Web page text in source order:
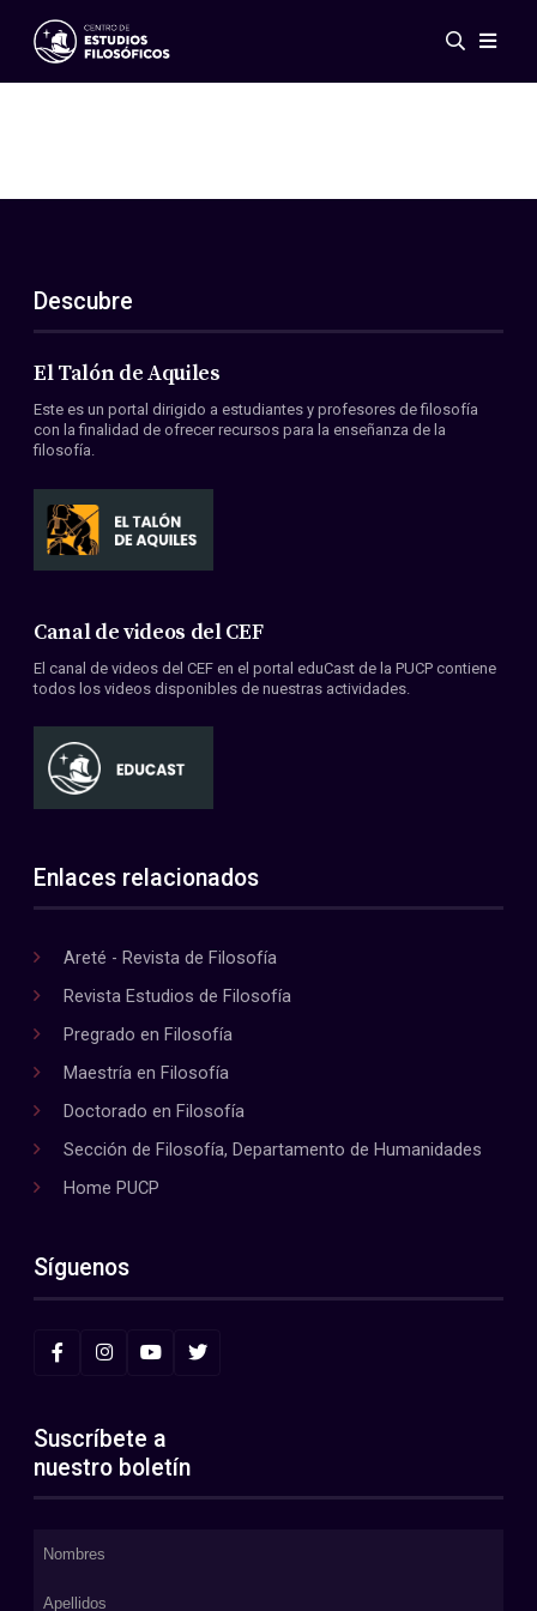
Eventos
ES
EN
Acerca de nosotros
Miembros
Convenios
Descubre
El Talón de Aquiles
Este es un portal dirigido a estudiantes y profesores de filosofía
con la finalidad de ofrecer recursos para la enseñanza de la
filosofía.
Canal de videos del CEF
El canal de videos del CEF en el portal eduCast de la PUCP contiene
todos los videos disponibles de nuestras actividades.
Enlaces relacionados
Areté - Revista de Filosofía
Revista Estudios de Filosofía
Pregrado en Filosofía
Maestría en Filosofía
Doctorado en Filosofía
Sección de Filosofía, Departamento de Humanidades
Home PUCP
Síguenos
Suscríbete a
nuestro boletín